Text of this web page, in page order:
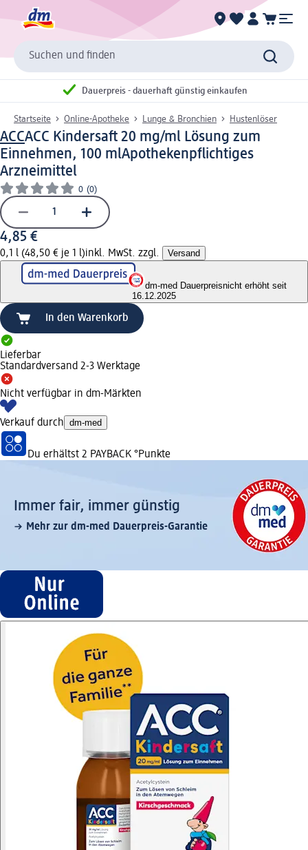
Suchen und finden
Dauerpreis - dauerhaft günstig einkaufen
Startseite Online-Apotheke Lunge & Bronchien Hustenlöser
ACCACC Kindersaft 20 mg/ml Lösung zum
Einnehmen, 100 mlApothekenpflichtiges
Arzneimittel
0 (0)
4,85 €
0,1 l (48,50 € je 1 l)inkl. MwSt. zzgl. Versand
dm-med Dauerpreisnicht erhöht seit
16.12.2025
In den Warenkorb
Lieferbar
Standardversand 2-3 Werktage
Nicht verfügbar in dm-Märkten
Verkauf durch dm-med
Du erhältst 2 PAYBACK °Punkte
Immer fair,­ immer günstig
Mehr zur dm-med Dauerpreis-Garantie